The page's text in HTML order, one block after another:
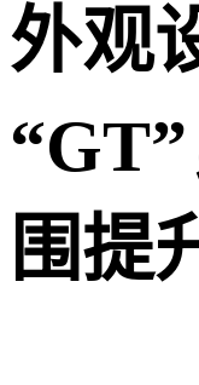
外观
围提